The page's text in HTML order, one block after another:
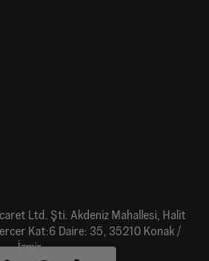
Ltd. Şti. Akdeniz Mahallesi, Halit
Kat:6 Daire: 35, 35210 Konak /
İzmir